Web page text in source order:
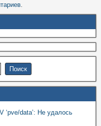
‘pve/data’: Не удалось